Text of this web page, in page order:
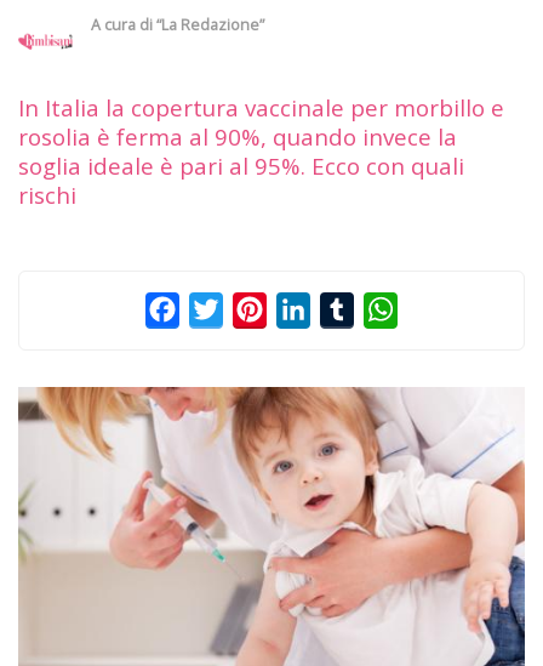
A cura di“La Redazione”
In Italia la copertura vaccinale per morbillo e
rosolia è ferma al 90%, quando invece la
soglia ideale è pari al 95%. Ecco con quali
rischi
FacebookTwitterPinterestLinkedInTumblr